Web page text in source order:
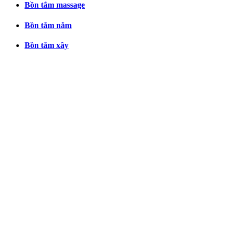
Bồn tắm massage
Bồn tắm nằm
Bồn tắm xây